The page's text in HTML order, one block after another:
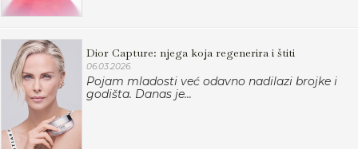
Dior Capture: njega koja regenerira i štiti
06.03.2026.
Pojam mladosti već odavno nadilazi brojke i
godišta. Danas je...